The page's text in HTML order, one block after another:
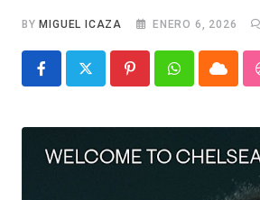
BY MIGUEL ICAZA ENERO 6, 2026
PinterestWhatsappCloud